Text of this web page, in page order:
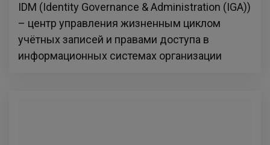
IDM (Identity Governance & Administration (IGA))
– центр управления жизненным циклом
учётных записей и правами доступа в
информационных системах организации